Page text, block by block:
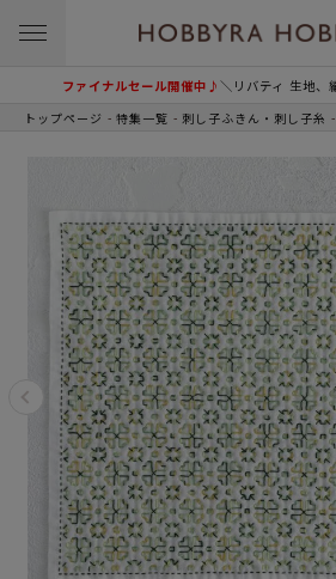
ファイナルセール開催中♪＼リバティ 生地、
トップページ 特集一覧 刺し子ふきん・刺し子糸